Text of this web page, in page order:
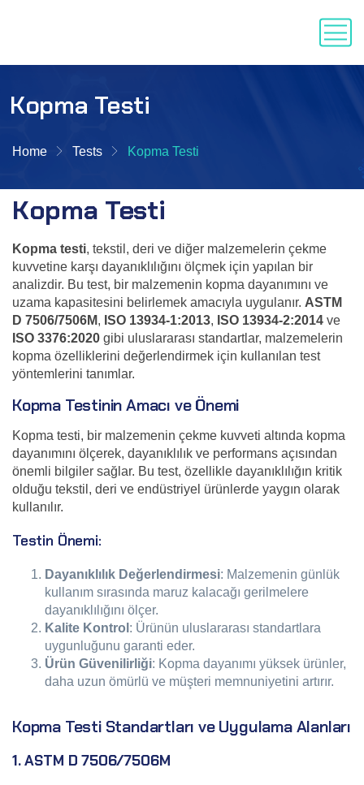
Kopma Testi
Home Tests Kopma Testi
Kopma Testi
Kopma testi, tekstil, deri ve diğer malzemelerin çekme
kuvvetine karşı dayanıklılığını ölçmek için yapılan bir
analizdir. Bu test, bir malzemenin kopma dayanımını ve
uzama kapasitesini belirlemek amacıyla uygulanır. ASTM
D 7506/7506M, ISO 13934-1:2013, ISO 13934-2:2014 ve
ISO 3376:2020 gibi uluslararası standartlar, malzemelerin
kopma özelliklerini değerlendirmek için kullanılan test
yöntemlerini tanımlar.
Kopma Testinin Amacı ve Önemi
Kopma testi, bir malzemenin çekme kuvveti altında kopma
dayanımını ölçerek, dayanıklılık ve performans açısından
önemli bilgiler sağlar. Bu test, özellikle dayanıklılığın kritik
olduğu tekstil, deri ve endüstriyel ürünlerde yaygın olarak
kullanılır.
Testin Önemi:
Dayanıklılık Değerlendirmesi: Malzemenin günlük
kullanım sırasında maruz kalacağı gerilmelere
dayanıklılığını ölçer.
Kalite Kontrol : Ürünün uluslararası standartlara
uygunluğunu garanti eder.
Ürün Güvenilirliği: Kopma dayanımı yüksek ürünler,
daha uzun ömürlü ve müşteri memnuniyetini artırır.
Kopma Testi Standartları ve Uygulama Alanları
1. ASTM D 7506/7506M